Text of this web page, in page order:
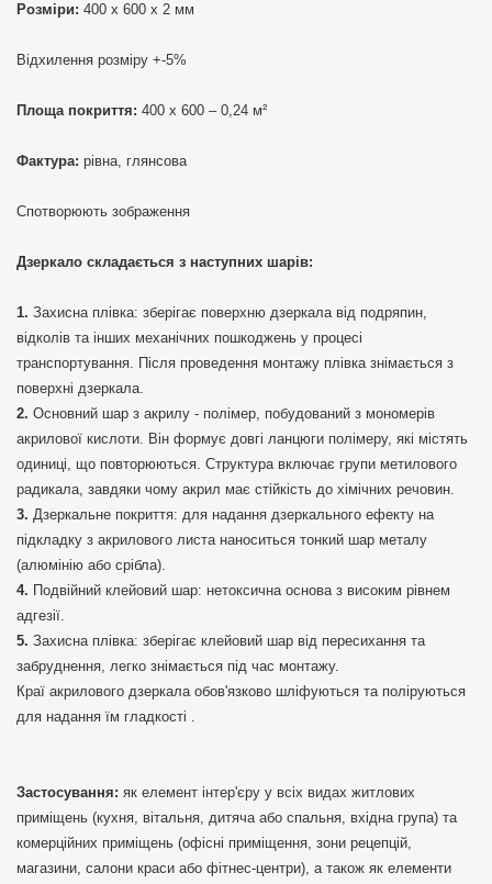
Розміри: 400 х 600 х 2 мм
Відхилення розміру +-5%
Площа покриття: 400 х 600 – 0,24 м²
Фактура: рівна, глянсова
Спотворюють зображення
Дзеркало складається з наступних шарів:
Захисна плівка: зберігає поверхню дзеркала від подряпин,
відколів та інших механічних пошкоджень у процесі
транспортування. Після проведення монтажу плівка знімається з
поверхні дзеркала.
Основний шар з акрилу - полімер, побудований з мономерів
акрилової кислоти. Він формує довгі ланцюги полімеру, які містять
одиниці, що повторюються. Структура включає групи метилового
радикала, завдяки чому акрил має стійкість до хімічних речовин.
Дзеркальне покриття: для надання дзеркального ефекту на
підкладку з акрилового листа наноситься тонкий шар металу
(алюмінію або срібла).
Подвійний клейовий шар: нетоксична основа з високим рівнем
адгезії.
Захисна плівка: зберігає клейовий шар від пересихання та
забруднення, легко знімається під час монтажу.
Краї акрилового дзеркала обов'язково шліфуються та поліруються
для надання їм гладкості .
Застосування: як елемент інтер'єру у всіх видах житлових
приміщень (кухня, вітальня, дитяча або спальня, вхідна група) та
комерційних приміщень (офісні приміщення, зони рецепцій,
магазини, салони краси або фітнес-центри), а також як елементи